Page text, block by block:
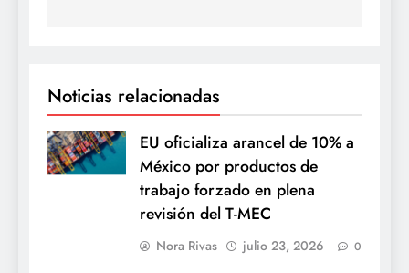
Noticias relacionadas
EU oficializa arancel de 10% a
México por productos de
trabajo forzado en plena
revisión del T-MEC
Nora Rivas julio 23, 2026 0